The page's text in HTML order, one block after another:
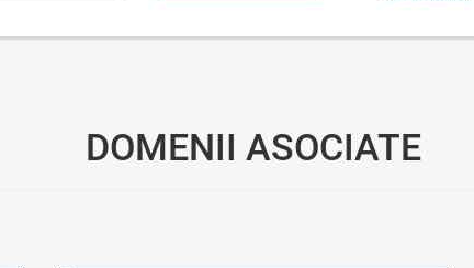
DOMENII ASOCIATE